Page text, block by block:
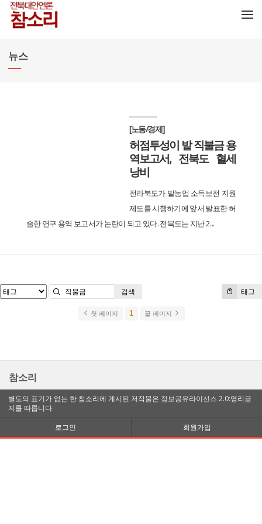
뉴스
[노동/경제]
허점투성이 밭 직불금 용
역보고서, 전북도 혈세
낭비
전라북도가 밭농업 소득보전 지원
제도를 시행하기에 앞서 발표한 허
술한 연구 용역 보고서가 논란이 되고 있다. 전북도는 지난 2...
태그
검색
첫 페이지 1 끝 페이지
참소리
별도의 표기가 없는 한 참소리에 게시된 저작물은 정보공유라이선스 2.0:영리금
지를 따릅니다.
로그인
회원가입